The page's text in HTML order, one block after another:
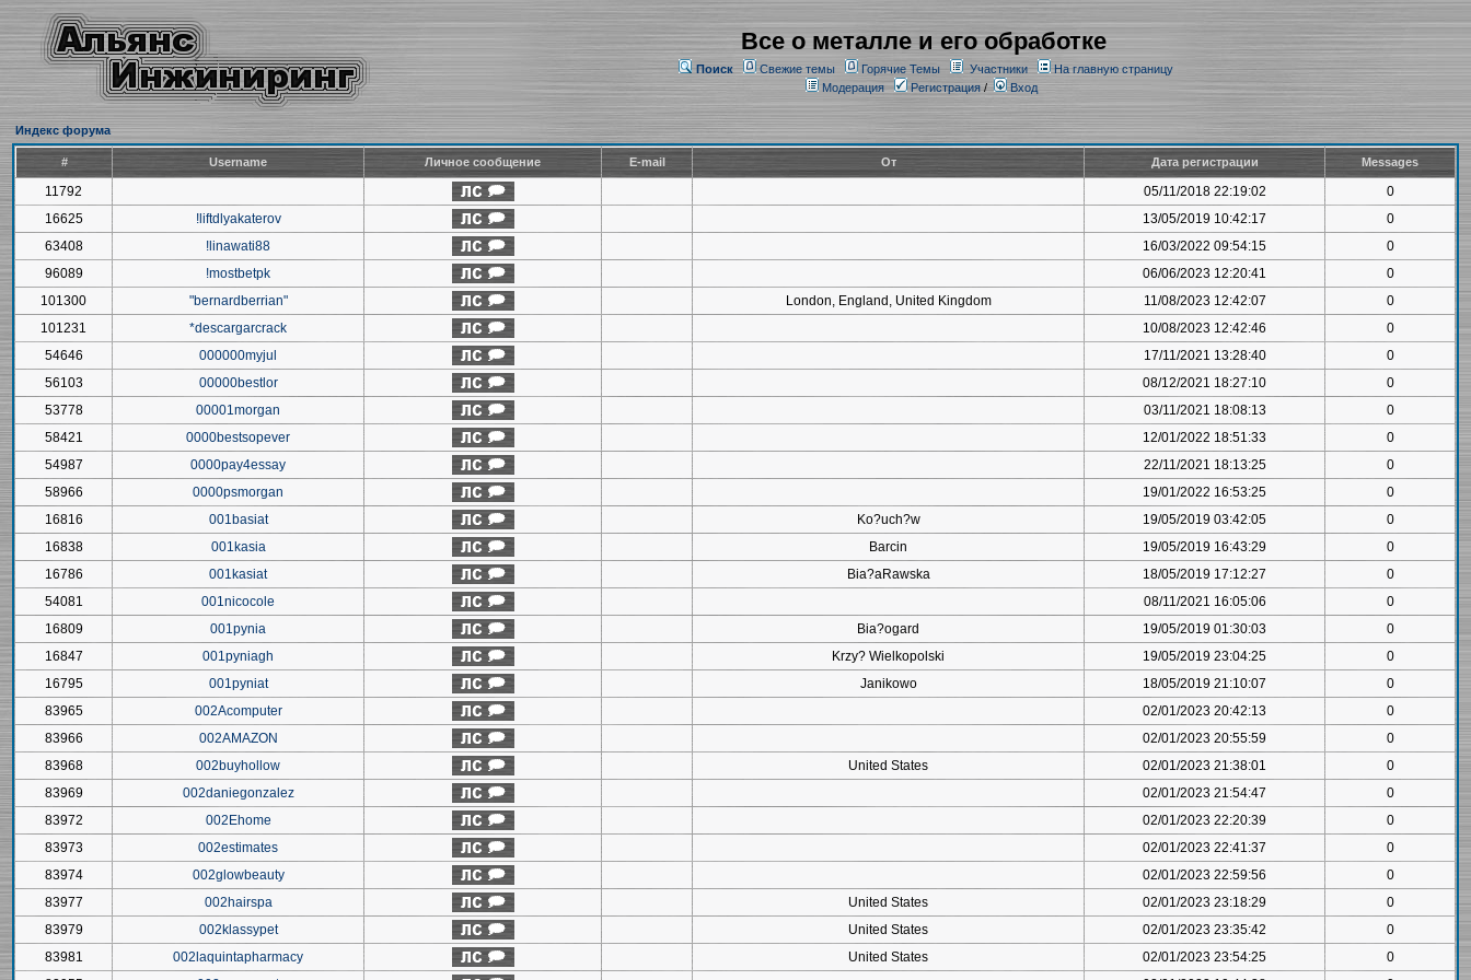
Все о металле и его обработке
Поиск Свежие темы Горячие Темы Участники
На главную страницу
Модерация
Регистрация/ Вход
Индекс форума
# Username Личное сообщение E-mail От Дата регистрации Messages
11792 05/11/2018 22:19:02
0
16625
!liftdlyakaterov 13/05/2019 10:42:17
0
63408
!linawati88 16/03/2022 09:54:15
0
96089
!mostbetpk 06/06/2023 12:20:41
0
101300
"bernardberrian" London, England, United Kingdom 11/08/2023 12:42:07
0
101231
*descargarcrack 10/08/2023 12:42:46
0
54646
000000myjul 17/11/2021 13:28:40
0
56103
00000bestlor 08/12/2021 18:27:10
0
53778
00001morgan 03/11/2021 18:08:13
0
58421
0000bestsopever 12/01/2022 18:51:33
0
54987
0000pay4essay 22/11/2021 18:13:25
0
58966
0000psmorgan 19/01/2022 16:53:25
0
16816
001basiat Ko?uch?w 19/05/2019 03:42:05
0
16838
001kasia Barcin 19/05/2019 16:43:29
0
16786
001kasiat Bia?aRawska 18/05/2019 17:12:27
0
54081
001nicocole 08/11/2021 16:05:06
0
16809
001pynia Bia?ogard 19/05/2019 01:30:03
0
16847
001pyniagh Krzy? Wielkopolski 19/05/2019 23:04:25
0
16795
001pyniat Janikowo 18/05/2019 21:10:07
0
83965
002Acomputer 02/01/2023 20:42:13
0
83966
002AMAZON 02/01/2023 20:55:59
0
83968
002buyhollow United States 02/01/2023 21:38:01
0
83969
002daniegonzalez 02/01/2023 21:54:47
0
83972
002Ehome 02/01/2023 22:20:39
0
83973
002estimates 02/01/2023 22:41:37
0
83974
002glowbeauty 02/01/2023 22:59:56
0
83977
002hairspa United States 02/01/2023 23:18:29
0
83979
002klassypet United States 02/01/2023 23:35:42
0
83981
002laquintapharmacy United States 02/01/2023 23:54:25
0